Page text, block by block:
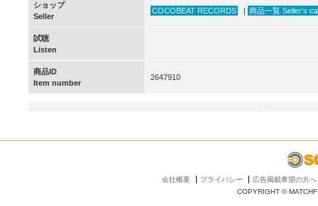
ショップ
Seller
COCOBEAT RECORDS | 商品一覧 Seller’s
試聴
Listen
商品ID
Item number
2647910
会社概要 プライバシー
広告掲載希望の方へ
COPYRIGHT ©